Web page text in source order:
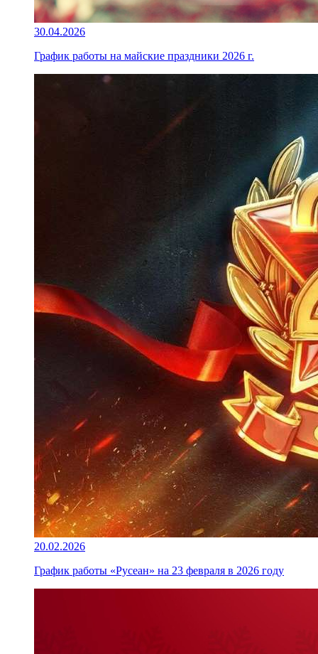
30.04.2026
График работы на майские праздники 2026 г.
20.02.2026
График работы «Русеан» на 23 февраля в 2026 году